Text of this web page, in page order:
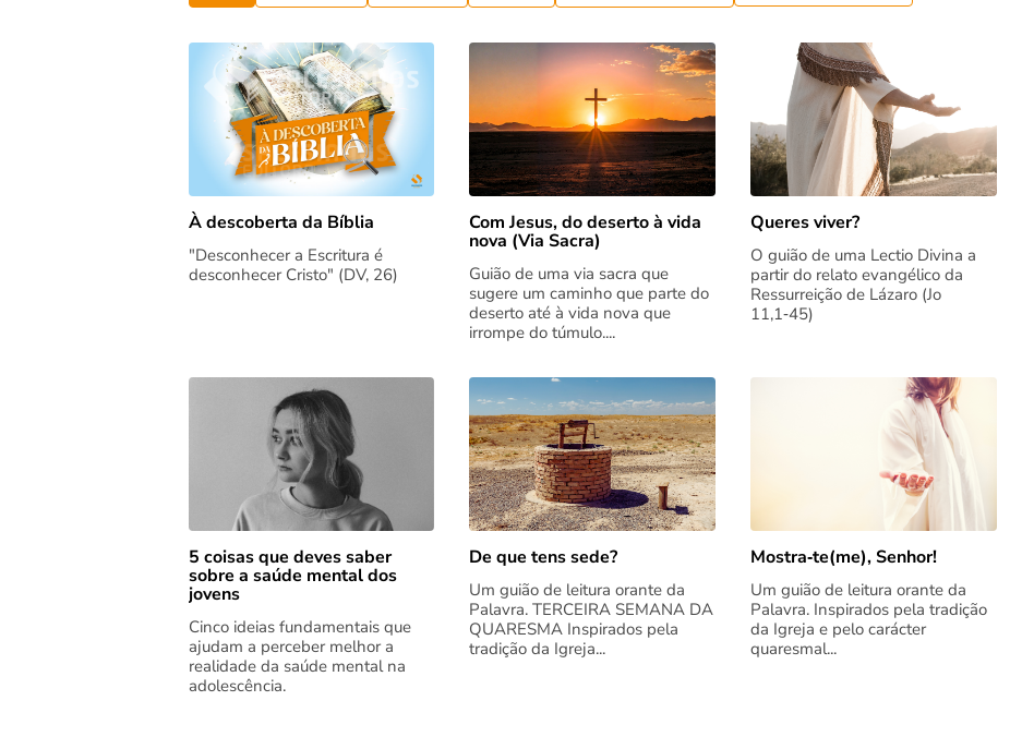
À descoberta da Bíblia
"Desconhecer a Escritura é
desconhecer Cristo" (DV, 26)
Com Jesus, do deserto à vida
nova (Via Sacra)
Guião de uma via sacra que
sugere um caminho que parte do
deserto até à vida nova que
irrompe do túmulo....
Queres viver?
O guião de uma Lectio Divina a
partir do relato evangélico da
Ressurreição de Lázaro (Jo
11,1‑45)
5 coisas que deves saber
sobre a saúde mental dos
jovens
Cinco ideias fundamentais que
ajudam a perceber melhor a
realidade da saúde mental na
adolescência.
De que tens sede?
Um guião de leitura orante da
Palavra. TERCEIRA SEMANA DA
QUARESMA Inspirados pela
tradição da Igreja...
Mostra‑te(me), Senhor!
Um guião de leitura orante da
Palavra. Inspirados pela tradição
da Igreja e pelo carácter
quaresmal...